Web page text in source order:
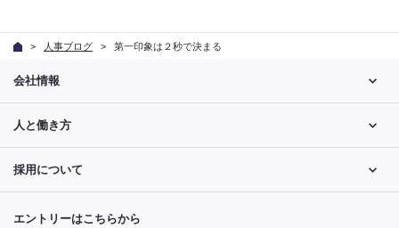
人事ブログ 第一印象は２秒で決まる
会社情報
人と働き方
採用について
エントリーはこちらから